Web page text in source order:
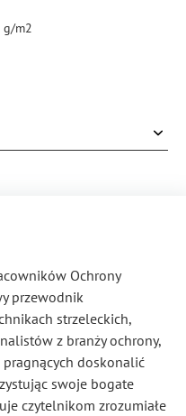
g/m2
Ochrony
przewodnik
strzeleckich,
z branży ochrony,
doskonalić
swoje bogate
czytelnikom zrozumiałe